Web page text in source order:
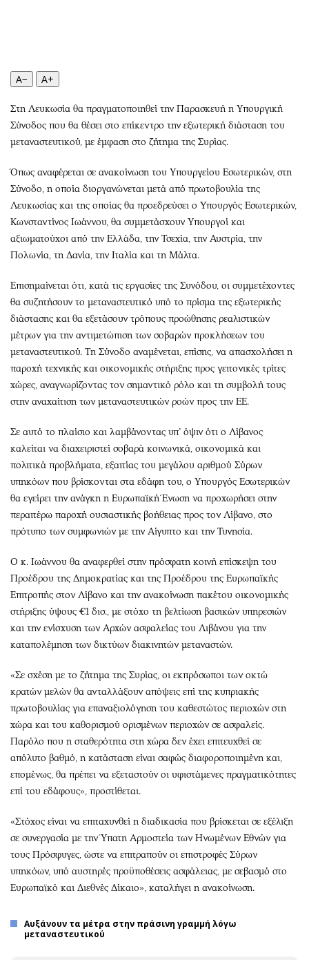
Πολιτισμός
Σινεμά
Θέατρο-Χορός
Μουσική
Βιβλίο
Χειρόγραφα
Wine routes
Podcasts
Uncut
Προσωπικότητες στην ''Κ''
Επιστολές
A− A+
Στη Λευκωσία θα πραγματοποιηθεί την Παρασκευή η Υπουργική
Σύνοδος που θα θέσει στο επίκεντρο την εξωτερική διάσταση του
μεταναστευτικού, με έμφαση στο ζήτημα της Συρίας.
Όπως αναφέρεται σε ανακοίνωση του Υπουργείου Εσωτερικών, στη
Σύνοδο, η οποία διοργανώνεται μετά από πρωτοβουλία της
Λευκωσίας και της οποίας θα προεδρεύσει ο Υπουργός Εσωτερικών,
Κωνσταντίνος Ιωάννου, θα συμμετάσχουν Υπουργοί και
αξιωματούχοι από την Ελλάδα, την Τσεχία, την Αυστρία, την
Πολωνία, τη Δανία, την Ιταλία και τη Μάλτα.
Επισημαίνεται ότι, κατά τις εργασίες της Συνόδου, οι συμμετέχοντες
θα συζητήσουν το μεταναστευτικό υπό το πρίσμα της εξωτερικής
διάστασης και θα εξετάσουν τρόπους προώθησης ρεαλιστικών
μέτρων για την αντιμετώπιση των σοβαρών προκλήσεων του
μεταναστευτικού. Τη Σύνοδο αναμένεται, επίσης, να απασχολήσει η
παροχή τεχνικής και οικονομικής στήριξης προς γειτονικές τρίτες
χώρες, αναγνωρίζοντας τον σημαντικό ρόλο και τη συμβολή τους
στην αναχαίτιση των μεταναστευτικών ροών προς την ΕΕ.
Σε αυτό το πλαίσιο και λαμβάνοντας υπ’ όψιν ότι ο Λίβανος
καλείται να διαχειριστεί σοβαρά κοινωνικά, οικονομικά και
πολιτικά προβλήματα, εξαιτίας του μεγάλου αριθμού Σύρων
υπηκόων που βρίσκονται στα εδάφη του, ο Υπουργός Εσωτερικών
θα εγείρει την ανάγκη η Ευρωπαϊκή Ένωση να προχωρήσει στην
περαιτέρω παροχή ουσιαστικής βοήθειας προς τον Λίβανο, στο
πρότυπο των συμφωνιών με την Αίγυπτο και την Τυνησία.
Ο κ. Ιωάννου θα αναφερθεί στην πρόσφατη κοινή επίσκεψη του
Προέδρου της Δημοκρατίας και της Προέδρου της Ευρωπαϊκής
Επιτροπής στον Λίβανο και την ανακοίνωση πακέτου οικονομικής
στήριξης ύψους €1 δισ., με στόχο τη βελτίωση βασικών υπηρεσιών
και την ενίσχυση των Αρχών ασφαλείας του Λιβάνου για την
καταπολέμηση των δικτύων διακινητών μεταναστών.
«Σε σχέση με το ζήτημα της Συρίας, οι εκπρόσωποι των οκτώ
κρατών μελών θα ανταλλάξουν απόψεις επί της κυπριακής
πρωτοβουλίας για επαναξιολόγηση του καθεστώτος περιοχών στη
χώρα και του καθορισμού ορισμένων περιοχών σε ασφαλείς.
Παρόλο που η σταθερότητα στη χώρα δεν έχει επιτευχθεί σε
απόλυτο βαθμό, η κατάσταση είναι σαφώς διαφοροποιημένη και,
επομένως, θα πρέπει να εξεταστούν οι υφιστάμενες πραγματικότητες
επί του εδάφους», προστίθεται.
«Στόχος είναι να επιταχυνθεί η διαδικασία που βρίσκεται σε εξέλιξη
σε συνεργασία με την Ύπατη Αρμοστεία των Ηνωμένων Εθνών για
τους Πρόσφυγες, ώστε να επιτραπούν οι επιστροφές Σύρων
υπηκόων, υπό αυστηρές προϋποθέσεις ασφάλειας, με σεβασμό στο
Ευρωπαϊκό και Διεθνές Δίκαιο», καταλήγει η ανακοίνωση.
Αυξάνουν τα μέτρα στην πράσινη γραμμή λόγω
μεταναστευτικού